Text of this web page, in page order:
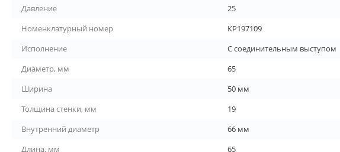
Давление
25
Номенклатурный номер
КР197109
Исполнение
С соединительным выступом
Диаметр, мм
65
Ширина
50 мм
Толщина стенки, мм
19
Внутренний диаметр
66 мм
Длина, мм
65